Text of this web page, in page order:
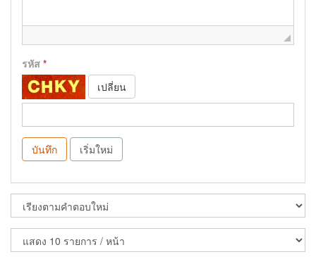
รหัส *
เปลี่ยน
บันทึก เริ่มใหม่